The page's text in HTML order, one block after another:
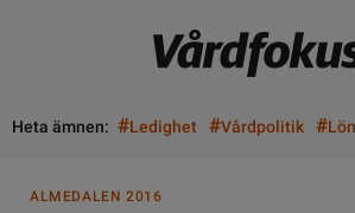
Heta ämnen: #Ledighet #Vårdpolitik #Lön
ALMEDALEN 2016